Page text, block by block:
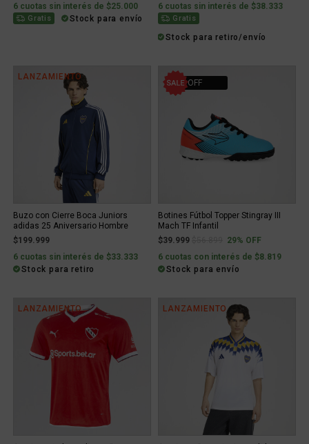
6 cuotas sin interés de $25.000
Gratis Stock para envío
6 cuotas sin interés de $38.333
Gratis
Stock para retiro/envío
LANZAMIENTO
Buzo con Cierre Boca Juniors
adidas 25 Aniversario Hombre
$199.999
6 cuotas sin interés de $33.333
Stock para retiro
29% OFF
Botines Fútbol Topper Stingray III
Mach TF Infantil
$39.999
Price reduced from
to29% OFF
6 cuotas con interés de $8.819
Stock para envío
LANZAMIENTO LANZAMIENTO